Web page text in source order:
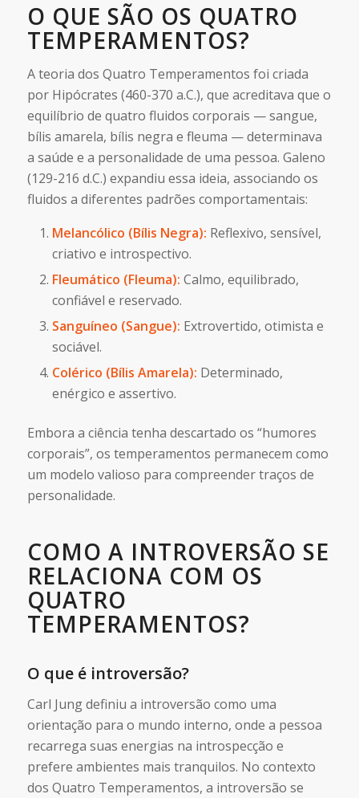
O QUE SÃO OS QUATRO
TEMPERAMENTOS?
A teoria dos Quatro Temperamentos foi criada
por Hipócrates (460-370 a.C.), que acreditava que o
equilíbrio de quatro fluidos corporais — sangue,
bílis amarela, bílis negra e fleuma — determinava
a saúde e a personalidade de uma pessoa. Galeno
(129-216 d.C.) expandiu essa ideia, associando os
fluidos a diferentes padrões comportamentais:
Melancólico (Bílis Negra): Reflexivo, sensível,
criativo e introspectivo.
Fleumático (Fleuma): Calmo, equilibrado,
confiável e reservado.
Sanguíneo (Sangue): Extrovertido, otimista e
sociável.
Colérico (Bílis Amarela): Determinado,
enérgico e assertivo.
Embora a ciência tenha descartado os “humores
corporais”, os temperamentos permanecem como
um modelo valioso para compreender traços de
personalidade.
COMO A INTROVERSÃO SE
RELACIONA COM OS
QUATRO
TEMPERAMENTOS?
O que é introversão?
Carl Jung definiu a introversão como uma
orientação para o mundo interno, onde a pessoa
recarrega suas energias na introspecção e
prefere ambientes mais tranquilos. No contexto
dos Quatro Temperamentos, a introversão se